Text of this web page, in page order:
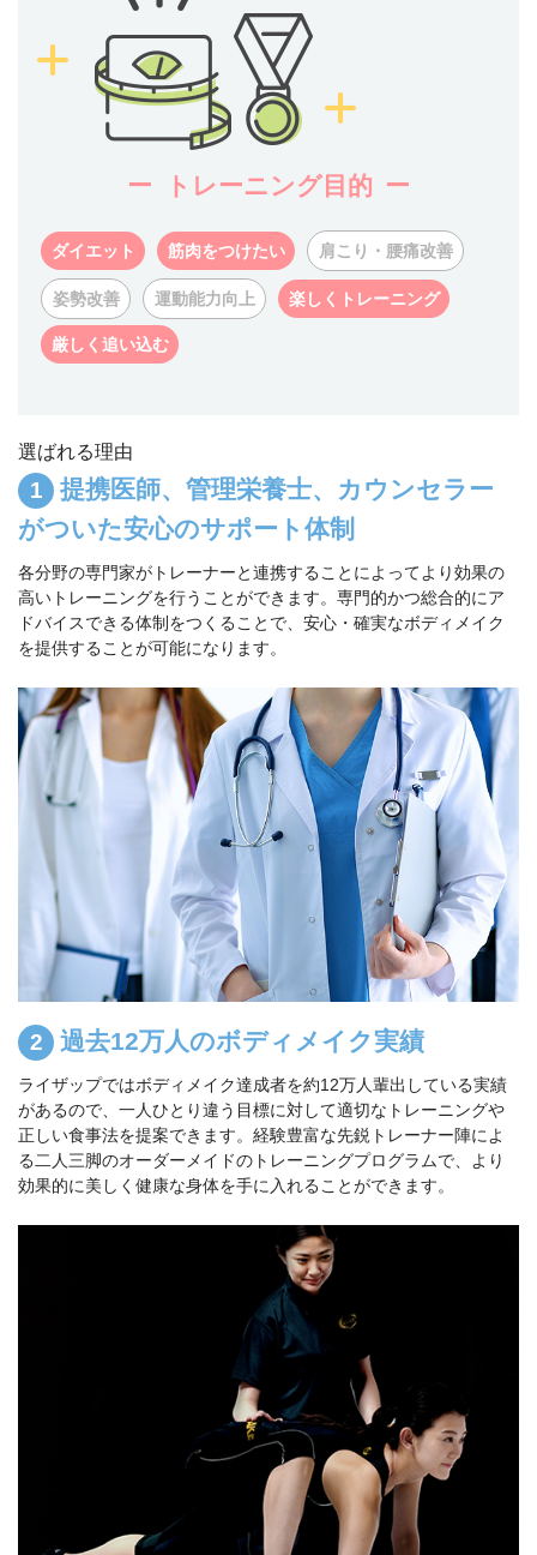
トレーニング目的
ダイエット 筋肉をつけたい 肩こり・腰痛改善
姿勢改善 運動能力向上 楽しくトレーニング
厳しく追い込む
選ばれる理由
提携医師、管理栄養士、カウンセラー
がついた安心のサポート体制
各分野の専門家がトレーナーと連携することによってより効果の
高いトレーニングを行うことができます。専門的かつ総合的にア
ドバイスできる体制をつくることで、安心・確実なボディメイク
を提供することが可能になります。
過去12万人のボディメイク実績
ライザップではボディメイク達成者を約12万人輩出している実績
があるので、一人ひとり違う目標に対して適切なトレーニングや
正しい食事法を提案できます。経験豊富な先鋭トレーナー陣によ
る二人三脚のオーダーメイドのトレーニングプログラムで、より
効果的に美しく健康な身体を手に入れることができます。